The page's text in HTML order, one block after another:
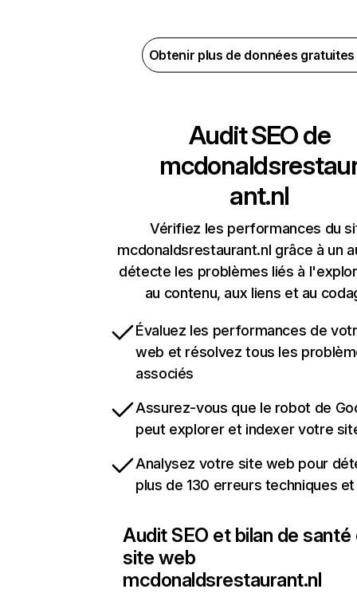
Obtenir plus de données
Audit SEO de
ant.nl
Vérifiez les performances du
mcdonaldsrestaurant.nl grâce à un
détecte les problèmes liés à
au contenu, aux liens et au
Évaluez les performances de
web et résolvez tous les
associés
Assurez-vous que le robot de
peut explorer et indexer votre
Analysez votre site web pour
plus de 130 erreurs techniques et
Audit SEO et bilan de santé
site web
mcdonaldsrestaurant.nl